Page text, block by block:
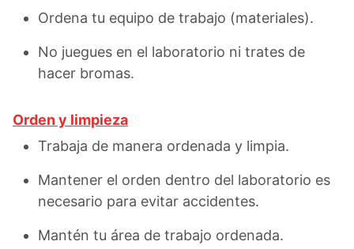
Ordena tu equipo de trabajo (materiales).
No juegues en el laboratorio ni trates de
hacer bromas.
Orden y limpieza
Trabaja de manera ordenada y limpia.
Mantener el orden dentro del laboratorio es
necesario para evitar accidentes.
Mantén tu área de trabajo ordenada.